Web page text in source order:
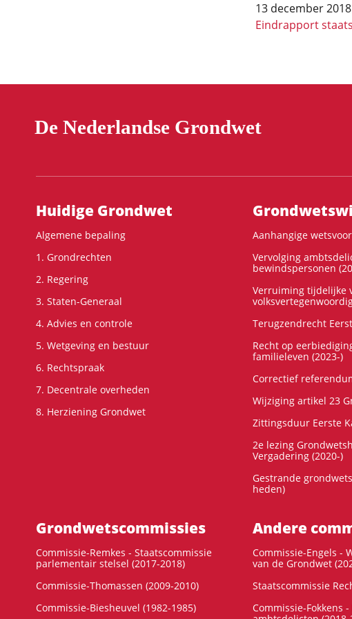
13 december 2018
Eindrapport
De Nederlandse Grondwet
Hoofdnavigatie
Huidige Grondwet
Algemene bepaling
1. Grondrechten
2. Regering
3. Staten-Generaal
4. Advies en controle
5. Wetgeving en bestuur
6. Rechtspraak
7. Decentrale overheden
8. Herziening Grondwet
Aanhangige
Vervolging
bewindspersonen
Verruiming tijdelijke
Terugzendrecht
Recht op
familieleven (2023-)
Correctief
Wijziging artikel 23
Zittingsduur Eerste
2e lezing
Vergadering (2020-)
Gestrande
heden)
Grondwets­commissies
Commissie-Remkes - Staatscommissie
parlementair stelsel (2017-2018)
Commissie-Thomassen (2009-2010)
Commissie-Biesheuvel (1982-1985)
Andere
Commissie-Engels -
van de Grondwet
Staatscommissie
Commissie-Fokkens